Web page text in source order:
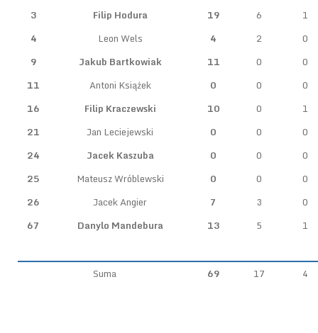
3
Filip Hodura 19 6
1
4
Leon Wels 4 2
0
9
Jakub Bartkowiak 11 0
0
11
Antoni Książek 0 0
0
16
Filip Kraczewski 10 0
1
21
Jan Leciejewski 0 0
0
24
Jacek Kaszuba 0 0
0
25
Mateusz Wróblewski 0 0
0
26
Jacek Angier 7 3
0
67
Danylo Mandebura 13 5 1
Suma 69 17 4